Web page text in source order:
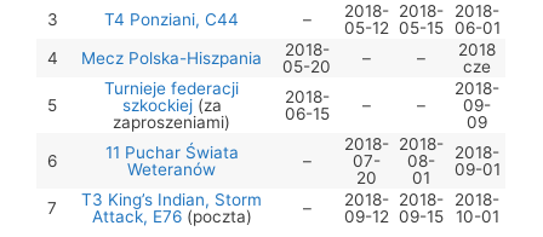
3
T4 Ponziani, C44 –
2018-
05-12
2018-
05-15
2018-
06-01
4
Mecz Polska-Hiszpania
2018-
05-20
– –
2018
cze
5
Turnieje federacji
szkockiej(za
zaproszeniami)
2018-
06-15
– –
2018-
09-
09
6
11 Puchar Świata
Weteranów
–
2018-
07-
20
2018-
08-
01
2018-
09-01
7
T3 King’s Indian, Storm
Attack, E76(poczta) –
2018-
09-12
2018-
09-15
2018-
10-01